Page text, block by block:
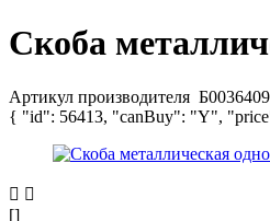
Скоба
Артикул производителя Б0036409
{ "id": 56413, "canBuy": "Y",
[]